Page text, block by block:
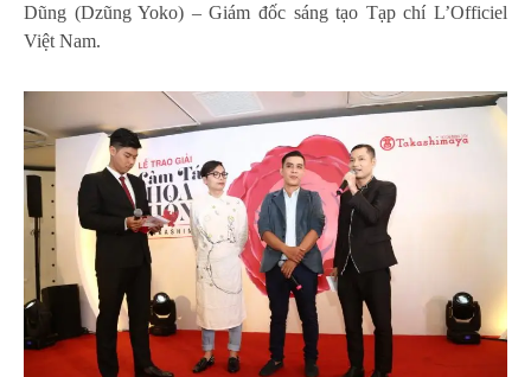
Dũng (Dzũng Yoko) – Giám đốc sáng tạo Tạp chí L’Officiel
Việt Nam.